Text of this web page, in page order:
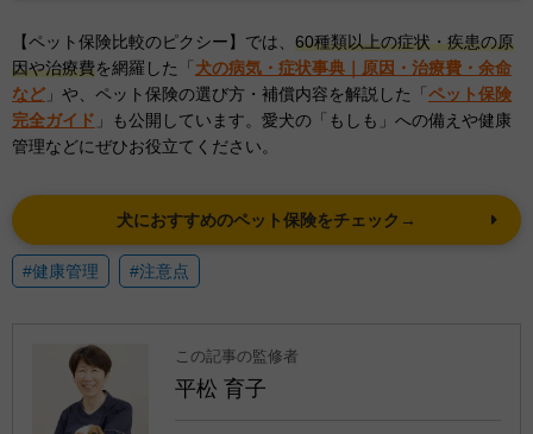
【ペット保険比較のピクシー】では、 60種類以上の症状・疾患の原
因や治療費を網羅した「犬の病気・症状事典｜原因・治療費・余命
など」や、ペット保険の選び方・補償内容を解説した「ペット保険
完全ガイド 」も公開しています。愛犬の「もしも」への備えや健康
管理などにぜひお役立てください。
犬におすすめのペット保険をチェック→
#健康管理 #注意点
この記事の監修者
平松 育子